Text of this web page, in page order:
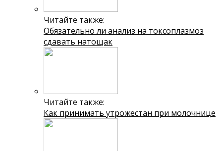
Читайте также:
Обязательно ли анализ на токсоплазмоз
сдавать натощак
Читайте также:
Как принимать утрожестан при молочнице